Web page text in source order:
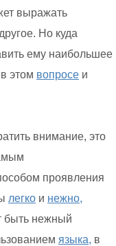
выражать
другое. Но куда
ему наибольшее
этом вопросе и
внимание, это
проявления
легко и нежно,
быть нежный
языка, в